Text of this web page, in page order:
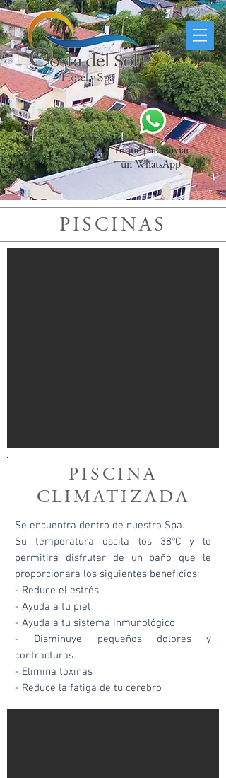
Toque para enviar
un WhatsApp
PISCINAS
PISCINA
CLIMATIZADA
Se encuentra dentro de nuestro Spa.
Su temperatura oscila los 38ºC y le
permitirá disfrutar de un baño que le
proporcionara los siguientes beneficios:
- Reduce el estrés.
- Ayuda a tu piel
- Ayuda a tu sistema inmunológico
- Disminuye pequeños dolores y
contracturas.
- Elimina toxinas
- Reduce la fatiga de tu cerebro